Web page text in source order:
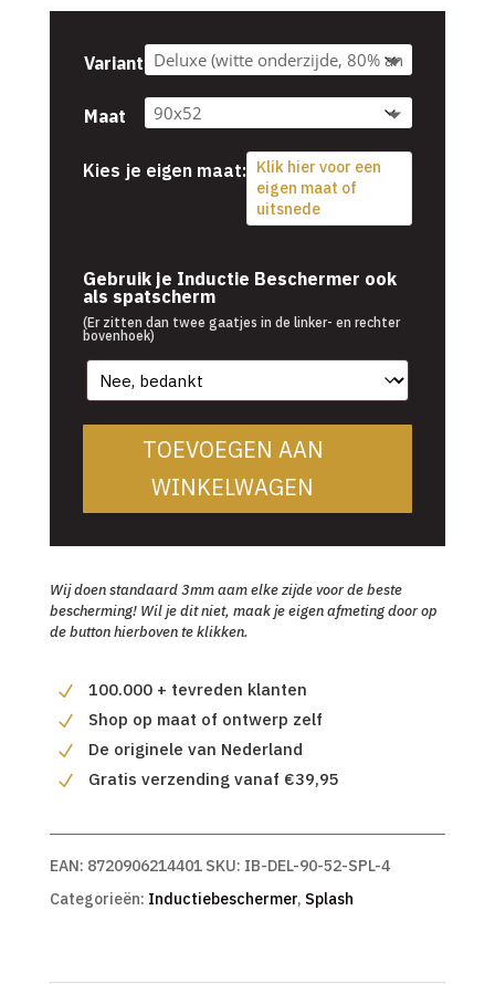
Variant
Maat
Kies je eigen maat: Klik hier voor een
eigen maat of
uitsnede
Gebruik je Inductie Beschermer ook
als spatscherm
(Er zitten dan twee gaatjes in de linker- en rechter
bovenhoek)
TOEVOEGEN AAN
WINKELWAGEN
Wij doen standaard 3mm aam elke zijde voor de beste
bescherming! Wil je dit niet, maak je eigen afmeting door op
de button hierboven te klikken.
100.000 + tevreden klanten
Shop op maat of ontwerp zelf
De originele van Nederland
Gratis verzending vanaf €39,95
EAN: 8720906214401 SKU: IB-DEL-90-52-SPL-4
Categorieën: Inductiebeschermer, Splash